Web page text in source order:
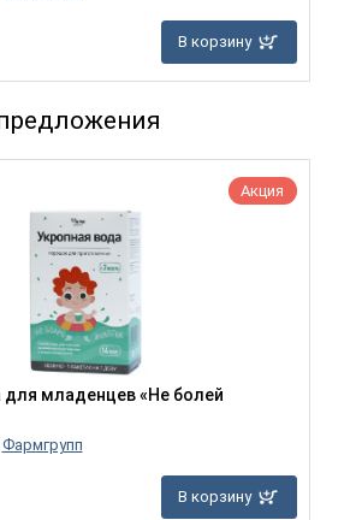
В корзину
Акция
для младенцев «Не болей
Фармгрупп
В корзину